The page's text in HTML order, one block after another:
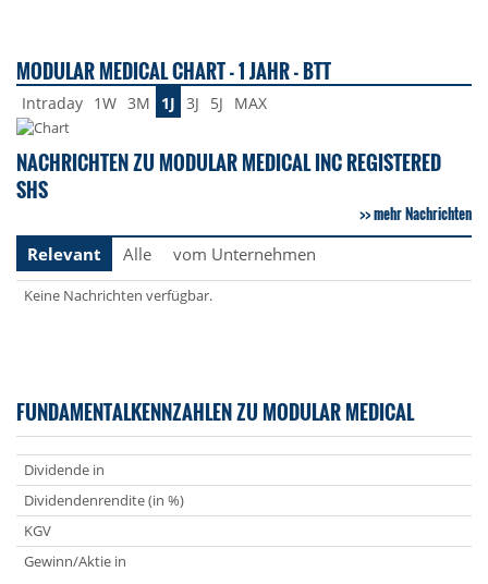
MODULAR MEDICAL CHART - 1 JAHR - BTT
Intraday 1W 3M 1J 3J 5J MAX
NACHRICHTEN ZU MODULAR MEDICAL INC REGISTERED
SHS
mehr Nachrichten
Relevant
Alle vom Unternehmen
Keine Nachrichten verfügbar.
FUNDAMENTALKENNZAHLEN ZU MODULAR MEDICAL
Dividende in
Dividendenrendite (in %)
KGV
Gewinn/Aktie in